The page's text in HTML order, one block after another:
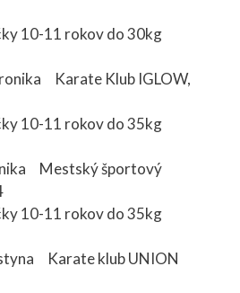
10-11 rokov do 30kg
Karate Klub IGLOW,
10-11 rokov do 35kg
Mestský športový
10-11 rokov do 35kg
Karate klub UNION